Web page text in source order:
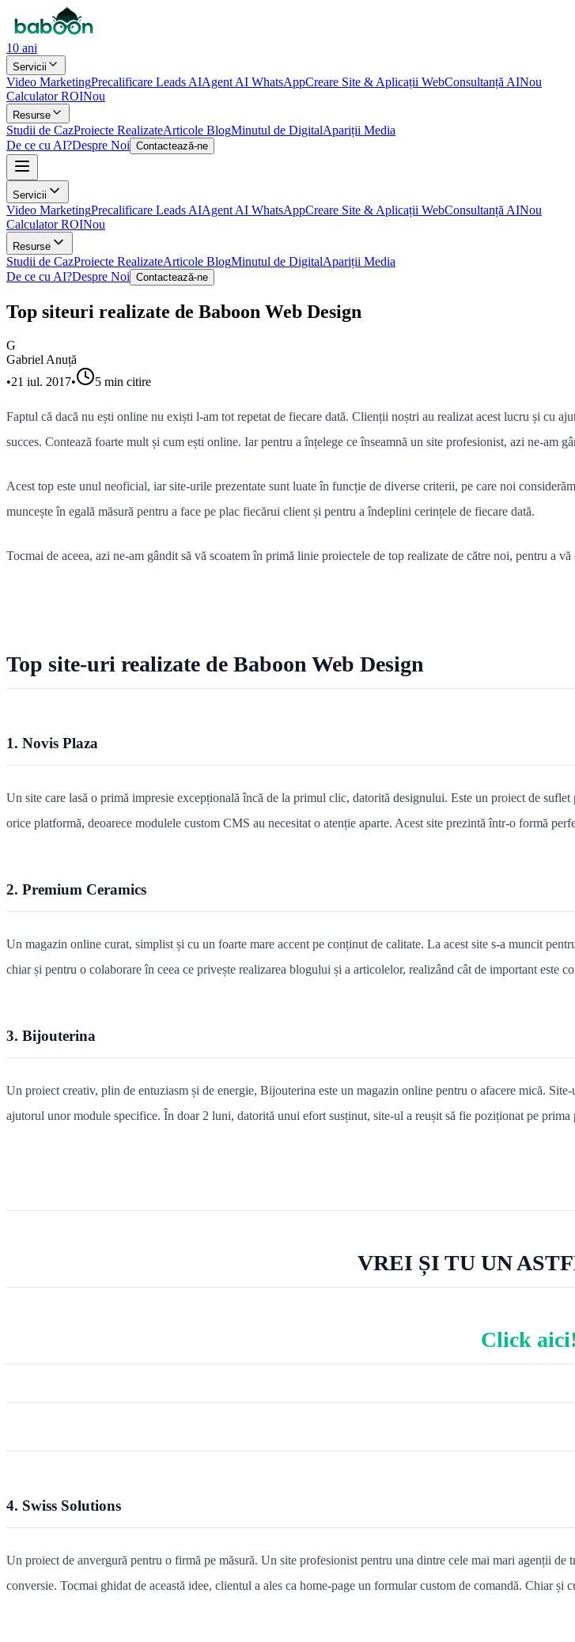
10 ani
Servicii
Video MarketingPrecalificare Leads AIAgent AI WhatsAppCreare Site & Aplicații WebConsultanță AINou
Calculator ROINou
Resurse
Studii de CazProiecte RealizateArticole BlogMinutul de DigitalApariții Media
De ce cu AI?Despre Noi Contactează-ne
Servicii
Video MarketingPrecalificare Leads AIAgent AI WhatsAppCreare Site & Aplicații WebConsultanță AINou
Calculator ROINou
Resurse
Studii de CazProiecte RealizateArticole BlogMinutul de DigitalApariții Media
De ce cu AI?Despre Noi Contactează-ne
Top siteuri realizate de Baboon Web Design
G
Gabriel Anuță
•21 iul. 2017• 5 min citire
Faptul că dacă nu ești online nu exiști l-am tot repetat de fiecare dată. Clienții noștri au realizat acest lucru și cu
succes. Contează foarte mult și cum ești online. Iar pentru a înțelege ce înseamnă un site profesionist, azi ne-am
Acest top este unul neoficial, iar site-urile prezentate sunt luate în funcție de diverse criterii, pe care noi
muncește în egală măsură pentru a face pe plac fiecărui client și pentru a îndeplini cerințele de fiecare dată.
Tocmai de aceea, azi ne-am gândit să vă scoatem în primă linie proiectele de top realizate de către noi, pentru a
Top site-uri realizate de Baboon Web Design
1. Novis Plaza
Un site care lasă o primă impresie excepțională încă de la primul clic, datorită designului. Este un proiect de
orice platformă, deoarece modulele custom CMS au necesitat o atenție aparte. Acest site prezintă într-o formă
2. Premium Ceramics
Un magazin online curat, simplist și cu un foarte mare accent pe conținut de calitate. La acest site s-a muncit
chiar și pentru o colaborare în ceea ce privește realizarea blogului și a articolelor, realizând cât de important este
3. Bijouterina
Un proiect creativ, plin de entuziasm și de energie, Bijouterina este un magazin online pentru o afacere mică.
ajutorul unor module specifice. În doar 2 luni, datorită unui efort susținut, site-ul a reușit să fie poziționat pe prima
VREI ȘI TU UN
Click aici!
4. Swiss Solutions
Un proiect de anvergură pentru o firmă pe măsură. Un site profesionist pentru una dintre cele mai mari agenții
conversie. Tocmai ghidat de această idee, clientul a ales ca home-page un formular custom de comandă. Chiar și